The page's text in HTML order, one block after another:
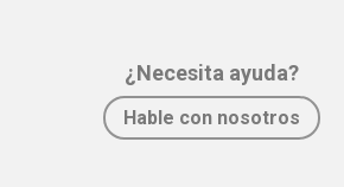
¿Necesita ayuda?
Hable con nosotros